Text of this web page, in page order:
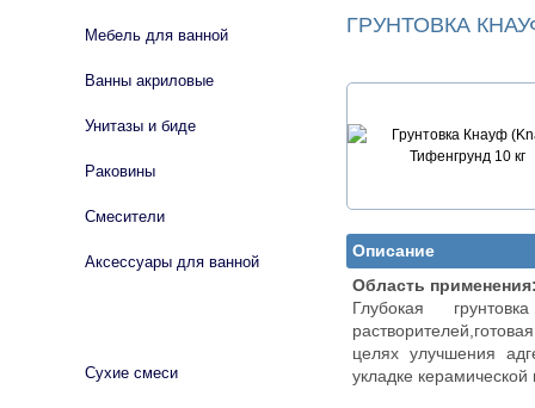
ГРУНТОВКА
Описание
Область
Глубокая
целях улучшения
укладке
Мебель для ванной
Ванны акриловые
Унитазы и биде
Раковины
Смесители
Аксессуары для ванной
Сухие смеси